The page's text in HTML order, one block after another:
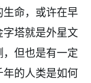
命，或许在早
塔就是外星文
但也是有一定
的人类是如何